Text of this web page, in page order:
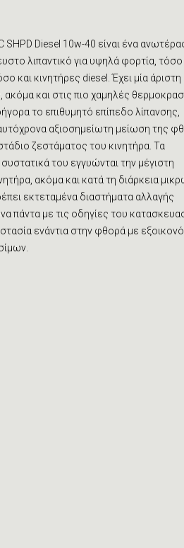
Diesel 10w-40 είναι ένα
λιπαντικό για υψηλά φορτία,
και κινητήρες diesel. Έχει μία άριστη
και στις πιο χαμηλές
το επιθυμητό επίπεδο λίπανσης,
αξιοσημείωτη μείωση της
ζεστάματος του κινητήρα. Τα
του εγγυώνται την μέγιστη
ακόμα και κατά τη διάρκεια
εκτεταμένα διαστήματα αλλαγής
πάντα με τις οδηγίες του
ενάντια στην φθορά με